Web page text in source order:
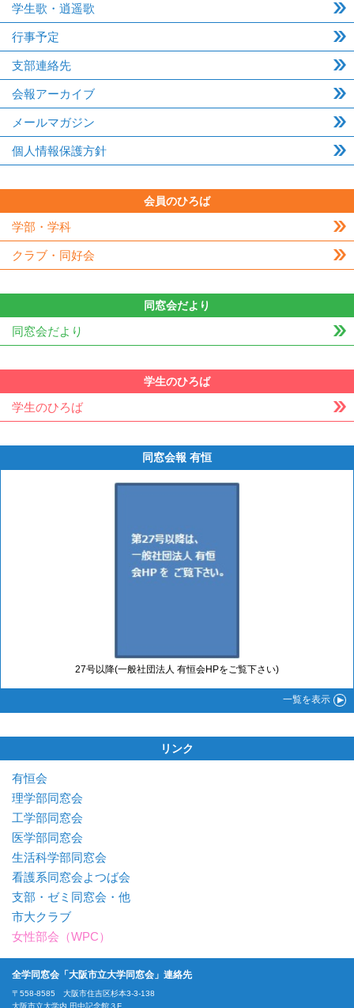
学生歌・逍遥歌
行事予定
支部連絡先
会報アーカイブ
メールマガジン
個人情報保護方針
会員のひろば
学部・学科
クラブ・同好会
同窓会だより
同窓会だより
学生のひろば
学生のひろば
同窓会報 有恒
27号以降(一般社団法人 有恒会HPをご覧下さい)
一覧を表示
リンク
有恒会
理学部同窓会
工学部同窓会
医学部同窓会
生活科学部同窓会
看護系同窓会よつば会
支部・ゼミ同窓会・他
市大クラブ
女性部会（WPC）
全学同窓会「大阪市立大学同窓会」連絡先
〒558-8585 大阪市住吉区杉本3-3-138
大阪市立大学内 田中記念館３F